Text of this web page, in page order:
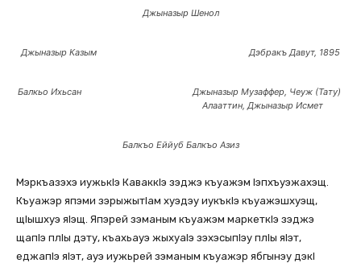
Джыназыр Шенол
Джыназыр Казым Дэбракъ Давут, 1895
Балкьо Ихьсан Джыназыр Музаффер, Чеуж (Тату)
Алааттин, Джыназыр Исмет
Балкъо Еййуб Балкъо Азиз
Мэркъазэхэ иужькlэ Каваккlэ зэджэ къуажэм lэпхъуэжахэщ.
Къуажэр япэми зэрыжытlам хуэдэу иукъкlэ къуажэшхуэщ,
щlышхуэ яlэщ. Япэрей зэманым къуажэм маркеткlэ зэджэ
щапlэ плlы дэту, къахьауэ жыхуаlэ зэхэсыпlэу плlы яlэт,
еджапlэ яlэт, ауэ иужьрей зэманым къуажэр ябгынэу дэкl